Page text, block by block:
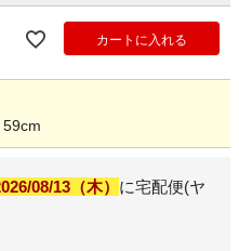
カートに入れる
08/13（木） に宅配便(ヤ